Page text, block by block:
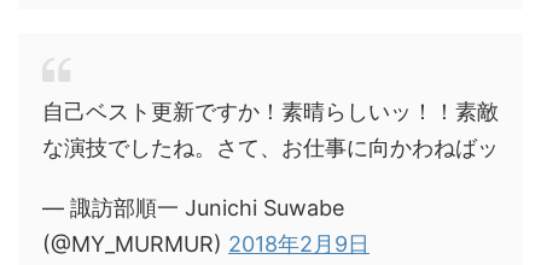
自己ベスト更新ですか！素晴らしいッ！！素敵
な演技でしたね。さて、お仕事に向かわねばッ
— 諏訪部順一 Junichi Suwabe
(@MY_MURMUR) 2018年2月9日